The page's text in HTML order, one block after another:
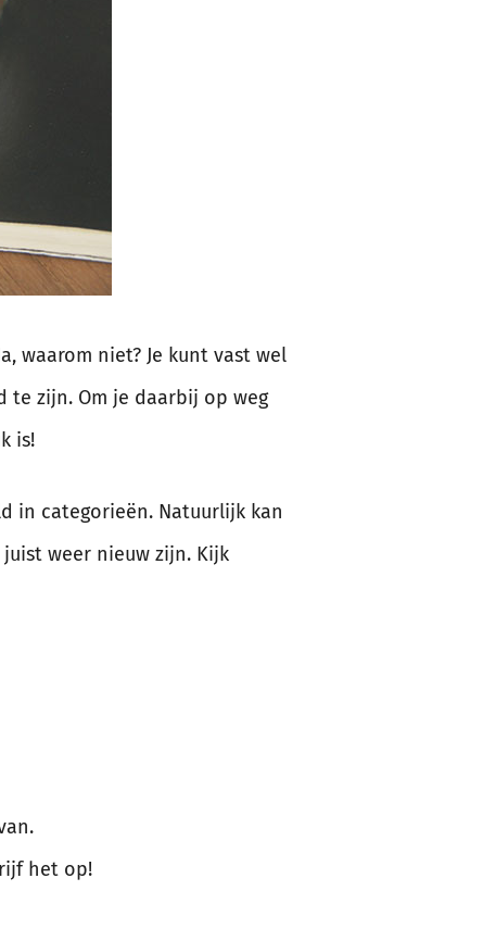
waarom niet? Je kunt vast wel
zijn. Om je daarbij op weg
is!
in categorieën. Natuurlijk kan
weer nieuw zijn. Kijk
het op!